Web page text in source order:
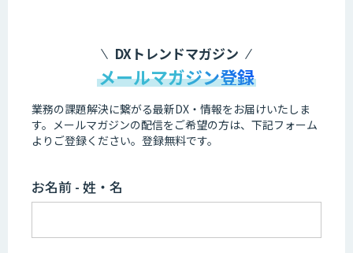
DXトレンドマガジン
メールマガジン登録
業務の課題解決に繋がる最新DX・情報をお届けいたしま
す。 メールマガジンの配信をご希望の方は、下記フォーム
よりご登録ください。登録無料です。
お名前 - 姓・名